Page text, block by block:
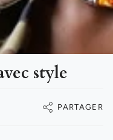
style
PARTAGER